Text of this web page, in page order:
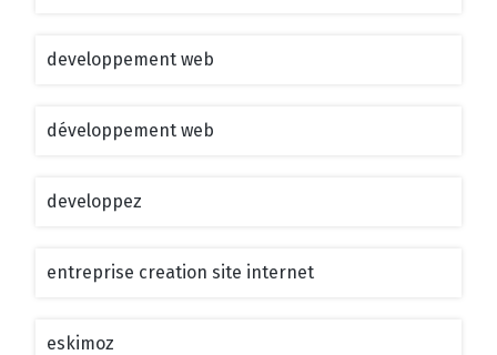
developpement web
développement web
developpez
entreprise creation site internet
eskimoz